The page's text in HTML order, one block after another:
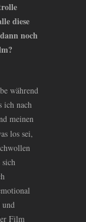
diese
noch
während
ich nach
meinen
los sei,
sich
und
Film